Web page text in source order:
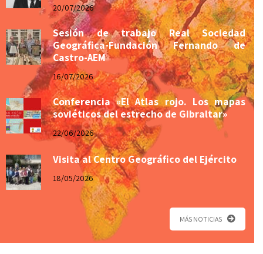
20/07/2026
Sesión de trabajo Real Sociedad
Geográfica-Fundación Fernando de
Castro-AEM
16/07/2026
Conferencia «El Atlas rojo. Los mapas
soviéticos del estrecho de Gibraltar»
22/06/2026
Visita al Centro Geográfico del Ejército
18/05/2026
MÁS NOTICIAS